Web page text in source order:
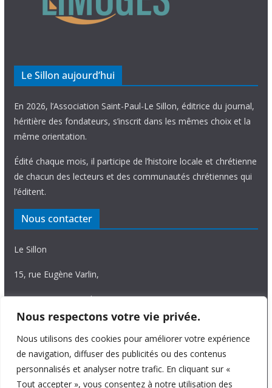
Nous respectons votre vie privée.
Nous utilisons des cookies pour améliorer votre expérience
de navigation, diffuser des publicités ou des contenus
personnalisés et analyser notre trafic. En cliquant sur «
Tout accepter », vous consentez à notre utilisation des
Le Sillon aujourd’hui
En 2026, l’Association Saint-Paul-Le Sillon, éditrice du journal,
héritière des fondateurs, s’inscrit dans les mêmes choix et la
même orientation.
Édité chaque mois, il participe de l’histoire locale et chrétienne
de chacun des lecteurs et des communautés chrétiennes qui
l’éditent.
Nous contacter
Le Sillon
15, rue Eugène Varlin,
87036 Limoges Cedex.
Tél. 05 55 06 14 15
Nous écrire